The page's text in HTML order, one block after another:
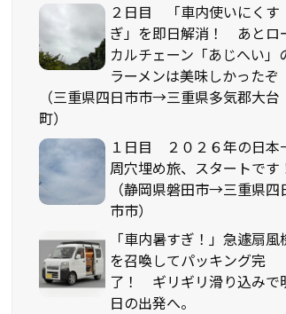
２日目 「車内使いにくす
ぎ」を即日解消！ あとロ
カルチェーン「あじへい」
ラーメンは美味しかったぞ
（三重県四日市市→三重県多気郡大台
町）
１日目 ２０２６年の日本
周穴埋め旅、スタートです
（静岡県磐田市→三重県四
市市）
「車内暑すぎ！」急遽扇風
を召喚してパッキング完
了！ ギリギリ滑り込みで
日の出発へ。